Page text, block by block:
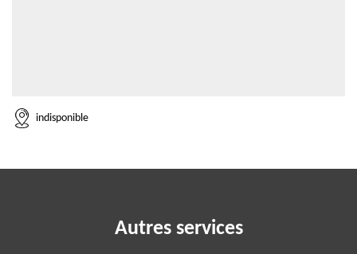
indisponible
Autres services